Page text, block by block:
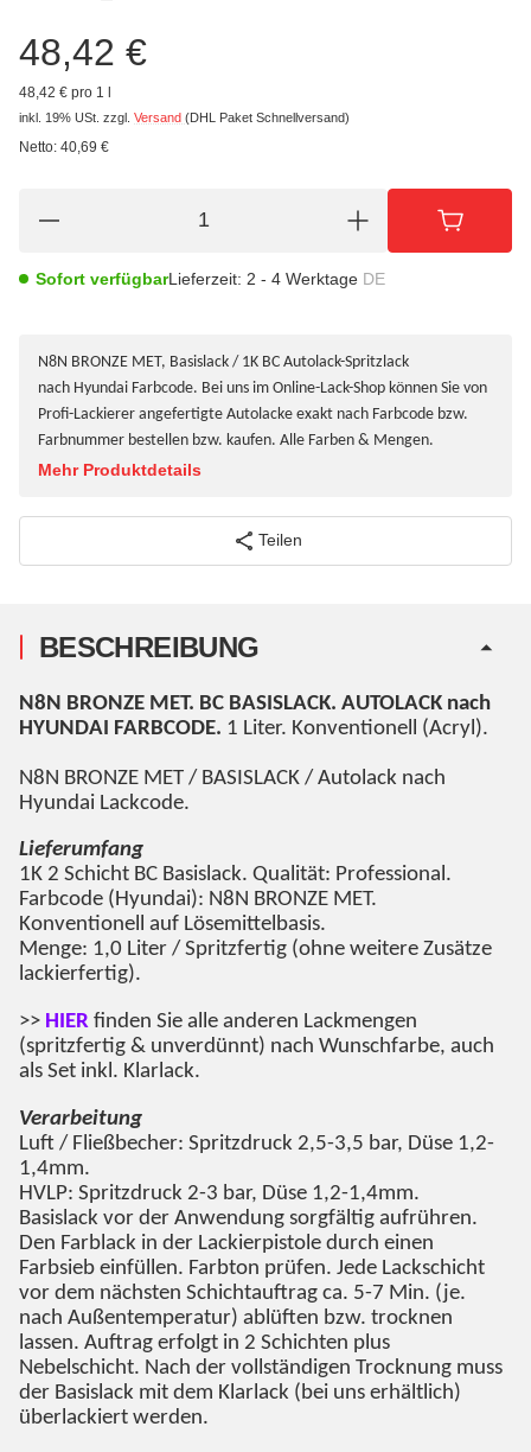
48,42 €
48,42 € pro 1 l
inkl. 19% USt. zzgl. Versand (DHL Paket Schnellversand)
Netto: 40,69 €
Sofort verfügbarLieferzeit: 2 - 4 Werktage DE
N8N BRONZE MET, Basislack / 1K BC Autolack-Spritzlack
nach Hyundai Farbcode. Bei uns im Online-Lack-Shop können Sie von
Profi-Lackierer angefertigte Autolacke exakt nach Farbcode bzw.
Farbnummer bestellen bzw. kaufen. Alle Farben & Mengen.
Mehr Produktdetails
Teilen
BESCHREIBUNG
N8N BRONZE MET. BC BASISLACK. AUTOLACK nach
HYUNDAI FARBCODE. 1 Liter. Konventionell (Acryl).
N8N BRONZE MET / BASISLACK / Autolack nach
Hyundai Lackcode.
Lieferumfang
1K 2 Schicht BC Basislack. Qualität: Professional.
Farbcode (Hyundai): N8N BRONZE MET.
Konventionell auf Lösemittelbasis.
Menge: 1,0 Liter / Spritzfertig (ohne weitere Zusätze
lackierfertig).
>> HIER finden Sie alle anderen Lackmengen
(spritzfertig & unverdünnt) nach Wunschfarbe, auch
als Set inkl. Klarlack.
Verarbeitung
Luft / Fließbecher: Spritzdruck 2,5-3,5 bar, Düse 1,2-
1,4mm.
HVLP: Spritzdruck 2-3 bar, Düse 1,2-1,4mm.
Basislack vor der Anwendung sorgfältig aufrühren.
Den Farblack in der Lackierpistole durch einen
Farbsieb einfüllen. Farbton prüfen. Jede Lackschicht
vor dem nächsten Schichtauftrag ca. 5-7 Min. (je.
nach Außentemperatur) ablüften bzw. trocknen
lassen. Auftrag erfolgt in 2 Schichten plus
Nebelschicht. Nach der vollständigen Trocknung muss
der Basislack mit dem Klarlack (bei uns erhältlich)
überlackiert werden.